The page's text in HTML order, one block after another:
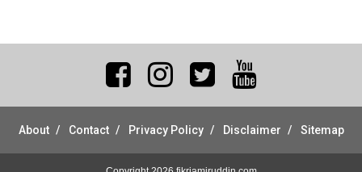
About Contact Privacy Policy Disclaimer Sitemap